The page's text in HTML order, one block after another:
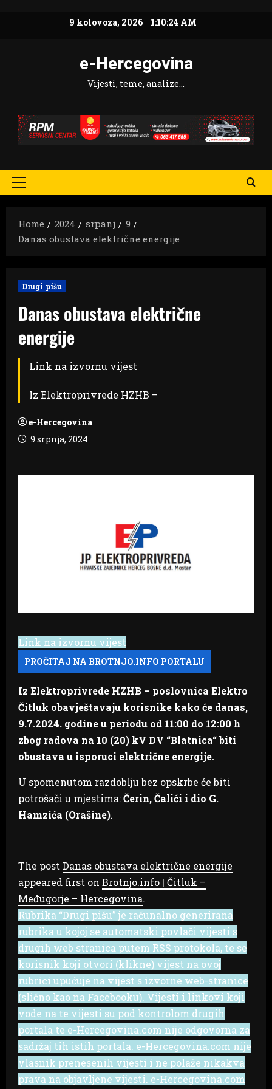
9 kolovoza, 2026 1:10:25 AM
e-Hercegovina
Vijesti, teme, analize…
Primary
Home
2024 srpanj
9
Danas obustava električne energije
Drugi pišu
Danas obustava električne
energije
Link na izvornu vijest
Iz Elektroprivrede HZHB –
e-Hercegovina
9 srpnja, 2024
Link na izvornu vijest
Iz Elektroprivrede HZHB – poslovnica Elektro
Čitluk obavještavaju korisnike kako će danas,
9.7.2024. godine u periodu od 11:00 do 12:00 h
zbog radova na 10 (20) kV DV “Blatnica“ biti
obustava u isporuci električne energije.
U spomenutom razdoblju bez opskrbe će biti
potrošači u mjestima:Čerin, Čalići i dio G.
Hamzića (Orašine).
The post Danas obustava električne energije
appeared first on Brotnjo.info | Čitluk –
Međugorje – Hercegovina.
Rubrika “Drugi pišu” je računalno generirana
rubrika u kojoj se automatski povlači vijesti s
drugih web stranica putem RSS protokola, te se
korisnik koji otvori (klikne) vijest na ovoj
rubrici upućuje na vijest s izvorne web-stranice
(slično kao na Facebooku). Vijesti i linkovi koji
vode na te vijesti su pod kontrolom drugih
portala te e-Hercegovina.com nije odgovorna za
sadržaj tih istih portala. e-Hercegovina.com nije
vlasnik prenesenih vijesti i ne polaže nikakva
prava na objavljene vijesti. e-Hercegovina.com